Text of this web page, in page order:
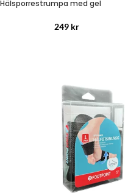
Hälsporrestrumpa med gel
249 kr